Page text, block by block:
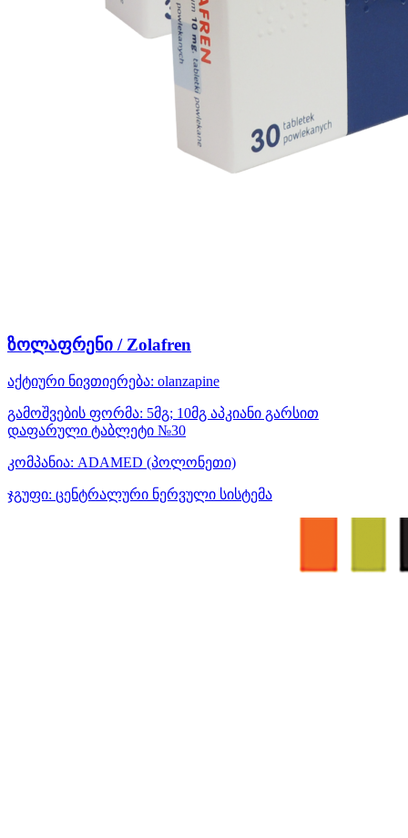
ზოლაფრენი / Zolafren
აქტიური ნივთიერება: olanzapine
გამოშვების ფორმა: 5მგ; 10მგ აპკიანი გარსით
დაფარული ტაბლეტი №30
კომპანია: ADAMED (პოლონეთი)
ჯგუფი: ცენტრალური ნერვული სისტემა